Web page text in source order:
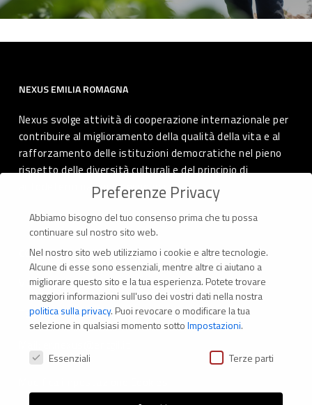
NEXUS EMILIA ROMAGNA
Nexus svolge attività di cooperazione internazionale per
contribuire al miglioramento della qualità della vita e al
rafforzamento delle istituzioni democratiche nel pieno
rispetto delle diversità culturali e del principio di
autodeterminazione dei popoli.
CONTATTI
Via Marconi 69 – 40122 Bologna (Italia)
Tel. +39 051 294 775
Preferenze Privacy
Abbiamo bisogno del tuo consenso prima che tu possa
continuare sul nostro sito web.
Nel nostro sito web utilizziamo i cookie e altre tecnologie.
Alcune di esse sono essenziali, mentre altre ci aiutano a
migliorare questo sito e la tua esperienza. Potete trovare
maggiori informazioni sull'uso dei vostri dati nella nostra
politica sulla privacy. Puoi revocare o modificare la tua
selezione in qualsiasi momento sottoImpostazioni.
Preferenze Privacy
Essenziali Terze parti